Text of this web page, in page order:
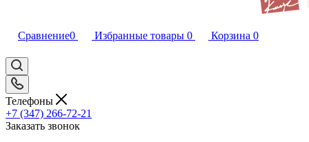
Сравнение0 Избранные товары 0 Корзина 0
Телефоны
+7 (347) 266-72-21
Заказать звонок